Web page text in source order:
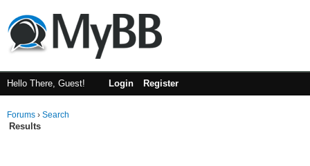
Hello There, Guest! Login Register
Forums › Search
Results